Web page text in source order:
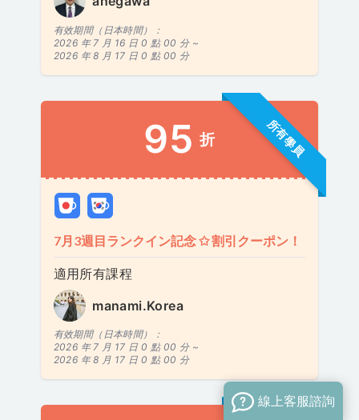
有效期間（日本時間）：
2026 年 7 月 16 日 0 點 00 分 ~
2026 年 8 月 17 日 0 點 00 分
所有學員
95 折
7月3週目ランクイン記念 ✩ 割引クーポン！
適用所有課程
manami.Korea
有效期間（日本時間）：
2026 年 7 月 17 日 0 點 00 分 ~
2026 年 8 月 17 日 0 點 00 分
線上客服諮詢